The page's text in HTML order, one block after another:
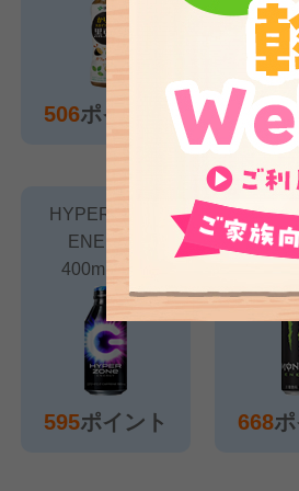
506ポイント 563
HYPER ZONe
ENERGY
400ml 24本
595ポイント
モンスタ
668